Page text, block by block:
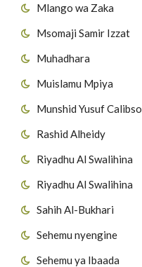
Mlango wa Zaka
Msomaji Samir Izzat
Muhadhara
Muislamu Mpiya
Munshid Yusuf Calibso
Rashid Alheidy
Riyadhu Al Swalihina
Riyadhu Al Swalihina
Sahih Al-Bukhari
Sehemu nyengine
Sehemu ya Ibaada